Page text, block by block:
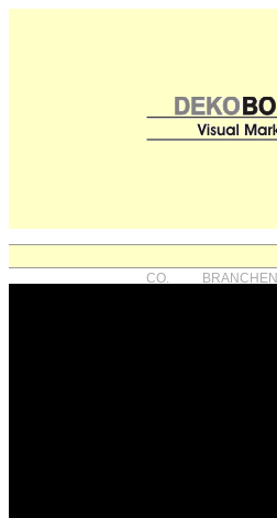
CO.
BRANCHEN